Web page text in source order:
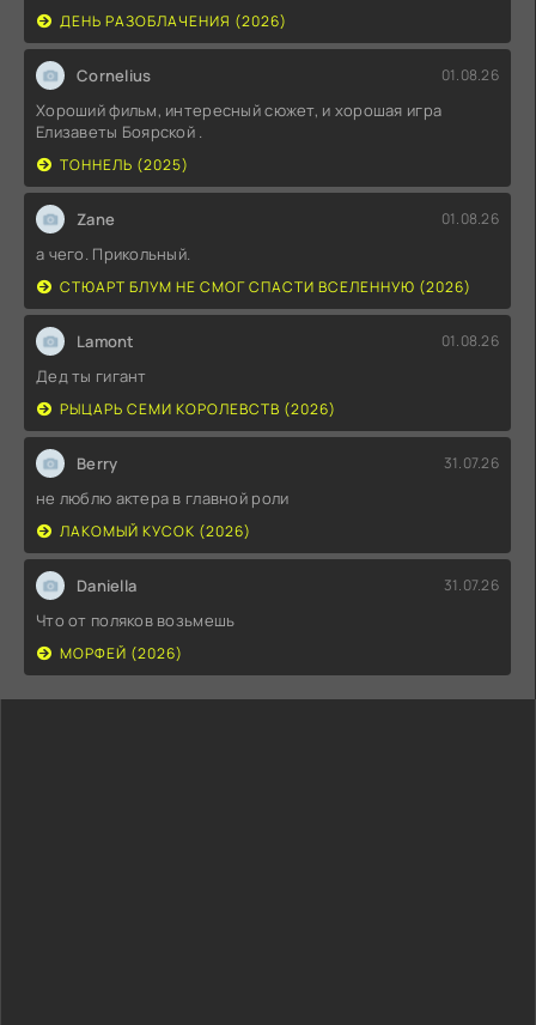
ДЕНЬ РАЗОБЛАЧЕНИЯ (2026)
Cornelius 01.08.26
Хороший фильм, интересный сюжет, и хорошая игра
Елизаветы Боярской .
ТОННЕЛЬ (2025)
Zane 01.08.26
а чего. Прикольный.
СТЮАРТ БЛУМ НЕ СМОГ СПАСТИ ВСЕЛЕННУЮ (2026)
Lamont 01.08.26
Дед ты гигант
РЫЦАРЬ СЕМИ КОРОЛЕВСТВ (2026)
Berry 31.07.26
не люблю актера в главной роли
ЛАКОМЫЙ КУСОК (2026)
Daniella 31.07.26
Что от поляков возьмешь
МОРФЕЙ (2026)